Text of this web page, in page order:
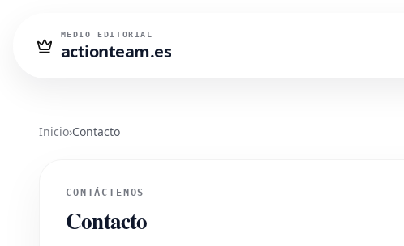
MEDIO EDITORIAL
actionteam.es
Inicio›Contacto
CONTÁCTENOS
Contacto